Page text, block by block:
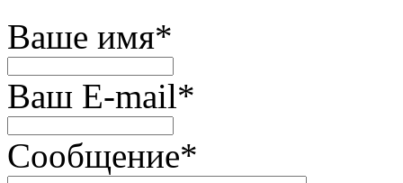
Ваше имя*
Ваш E-mail*
Сообщение*